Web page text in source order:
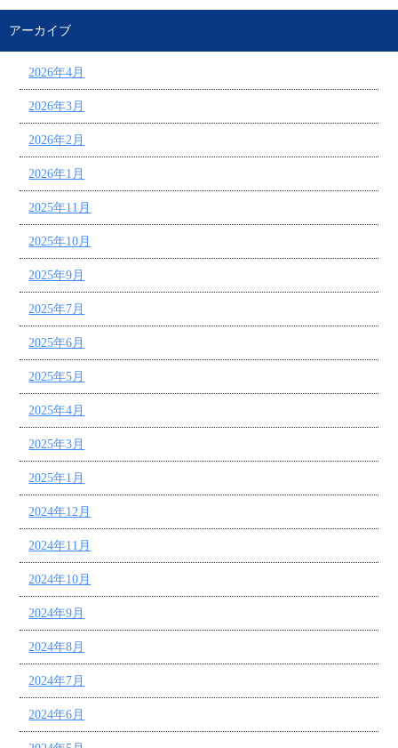
アーカイブ
2026年4月
2026年3月
2026年2月
2026年1月
2025年11月
2025年10月
2025年9月
2025年7月
2025年6月
2025年5月
2025年4月
2025年3月
2025年1月
2024年12月
2024年11月
2024年10月
2024年9月
2024年8月
2024年7月
2024年6月